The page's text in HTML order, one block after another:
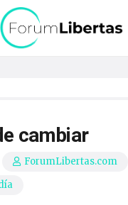
cambiar
ForumLibertas.com